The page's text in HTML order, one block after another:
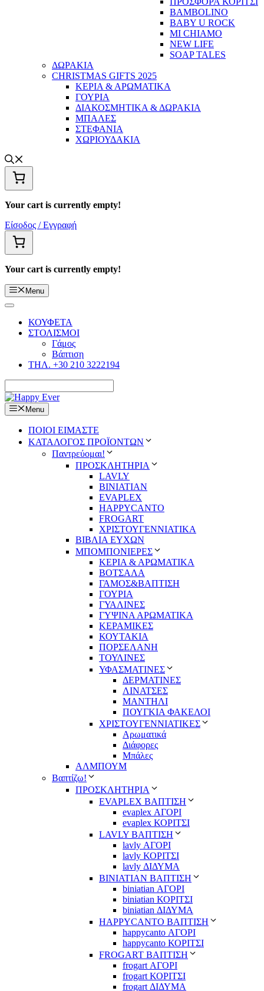
BAMBOLINO
BABY U ROCK
MI CHIAMO
NEW LIFE
SOAP TALES
ΔΩΡΑΚΙΑ
CHRISTMAS GIFTS 2025
ΚΕΡΙΑ & ΑΡΩΜΑΤΙΚΑ
ΓΟΥΡΙΑ
ΔΙΑΚΟΣΜΗΤΙΚΑ & ΔΩΡΑΚΙΑ
ΜΠΑΛΕΣ
ΣΤΕΦΑΝΙΑ
ΧΩΡΙΟΥΔΑΚΙΑ
Your cart is currently empty!
Είσοδος / Εγγραφή
Your cart is currently empty!
Menu
ΚΟΥΦΕΤΑ
ΣΤΟΛΙΣΜΟΙ
Γάμος
Βάπτιση
ΤΗΛ. +30 210 3222194
Menu
ΠΟΙΟΙ ΕΙΜΑΣΤΕ
ΚΑΤΑΛΟΓΟΣ ΠΡΟΪΟΝΤΩΝ
Παντρεύομαι!
ΠΡΟΣΚΛΗΤΗΡΙΑ
LAVLY
BINIATIAN
EVAPLEX
HAPPYCANTO
FROGART
ΧΡΙΣΤΟΥΓΕΝΝΙΑΤΙΚΑ
ΒΙΒΛΙΑ ΕΥΧΩΝ
ΜΠΟΜΠΟΝΙΕΡΕΣ
ΚΕΡΙΑ & ΑΡΩΜΑΤΙΚΑ
ΒΟΤΣΑΛΑ
ΓΑΜΟΣ&ΒΑΠΤΙΣΗ
ΓΟΥΡΙΑ
ΓΥΑΛΙΝΕΣ
ΓΥΨΙΝΑ ΑΡΩΜΑΤΙΚΑ
ΚΕΡΑΜΙΚΕΣ
ΚΟΥΤΑΚΙΑ
ΠΟΡΣΕΛΑΝΗ
ΤΟΥΛΙΝΕΣ
ΥΦΑΣΜΑΤΙΝΕΣ
ΔΕΡΜΑΤΙΝΕΣ
ΛΙΝΑΤΣΕΣ
ΜΑΝΤΗΛΙ
ΠΟΥΓΚΙΑ ΦΑΚΕΛΟΙ
ΧΡΙΣΤΟΥΓΕΝΝΙΑΤΙΚΕΣ
Αρωματικά
Διάφορες
Μπάλες
ΑΛΜΠΟΥΜ
Βαπτίζω!
ΠΡΟΣΚΛΗΤΗΡΙΑ
EVAPLEX ΒΑΠΤΙΣΗ
evaplex ΑΓΟΡΙ
evaplex ΚΟΡΙΤΣΙ
LAVLY ΒΑΠΤΙΣΗ
lavly ΑΓΟΡΙ
lavly ΚΟΡΙΤΣΙ
lavly ΔΙΔΥΜΑ
ΒΙΝΙΑΤΙΑΝ ΒΑΠΤΙΣΗ
biniatian ΑΓΟΡΙ
biniatian ΚΟΡΙΤΣΙ
biniatian ΔΙΔΥΜΑ
HAPPYCANTO ΒΑΠΤΙΣΗ
happycanto ΑΓΟΡΙ
happycanto ΚΟΡΙΤΣΙ
FROGART ΒΑΠΤΙΣΗ
frogart ΑΓΟΡΙ
frogart ΚΟΡΙΤΣΙ
frogart ΔΙΔΥΜΑ